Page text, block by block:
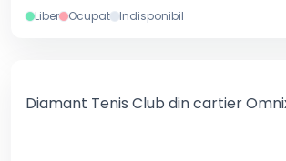
Liber Ocupat Indisponibil
Diamant Tenis Club din cartier